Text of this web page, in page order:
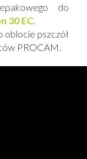
do
30 EC.
oblocie pszczół
PROCAM.